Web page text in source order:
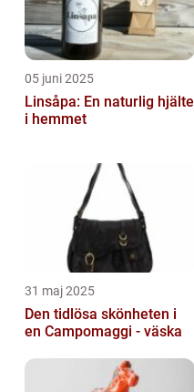
05 juni 2025
Linsåpa: En naturlig hjälte
i hemmet
31 maj 2025
Den tidlösa skönheten i
en Campomaggi - väska